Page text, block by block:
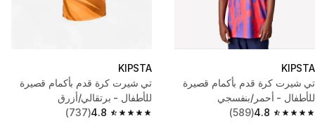
KIPSTA
تي شيرت كرة قدم بأكمام قصيرة
للأطفال - أحمر/بنفسجي
4.8
4.8 out of 5 stars from 589 reviews
(589)
KIPSTA
تي شيرت كرة قدم بأكمام قصيرة
للأطفال - برتقالي/أزرق
4.8
4.8 out of 5 stars from 737 reviews
(737)